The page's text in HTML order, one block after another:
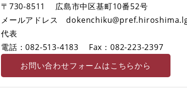
〒730-8511
広島市中区基町10番52号
メールアドレス
代表
電話：082-513-4183
Fax：082-223-2397
お問い合わせフォームはこちらから